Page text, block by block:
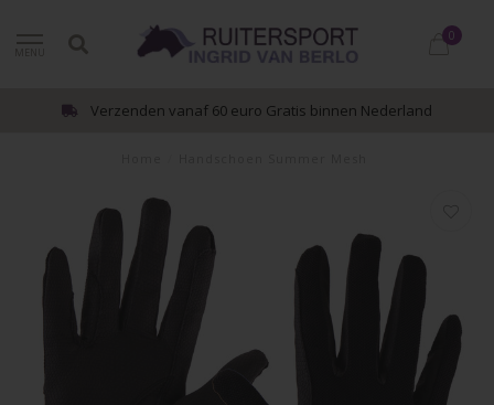
0
Verzenden vanaf 60 euro Gratis binnen Nederland